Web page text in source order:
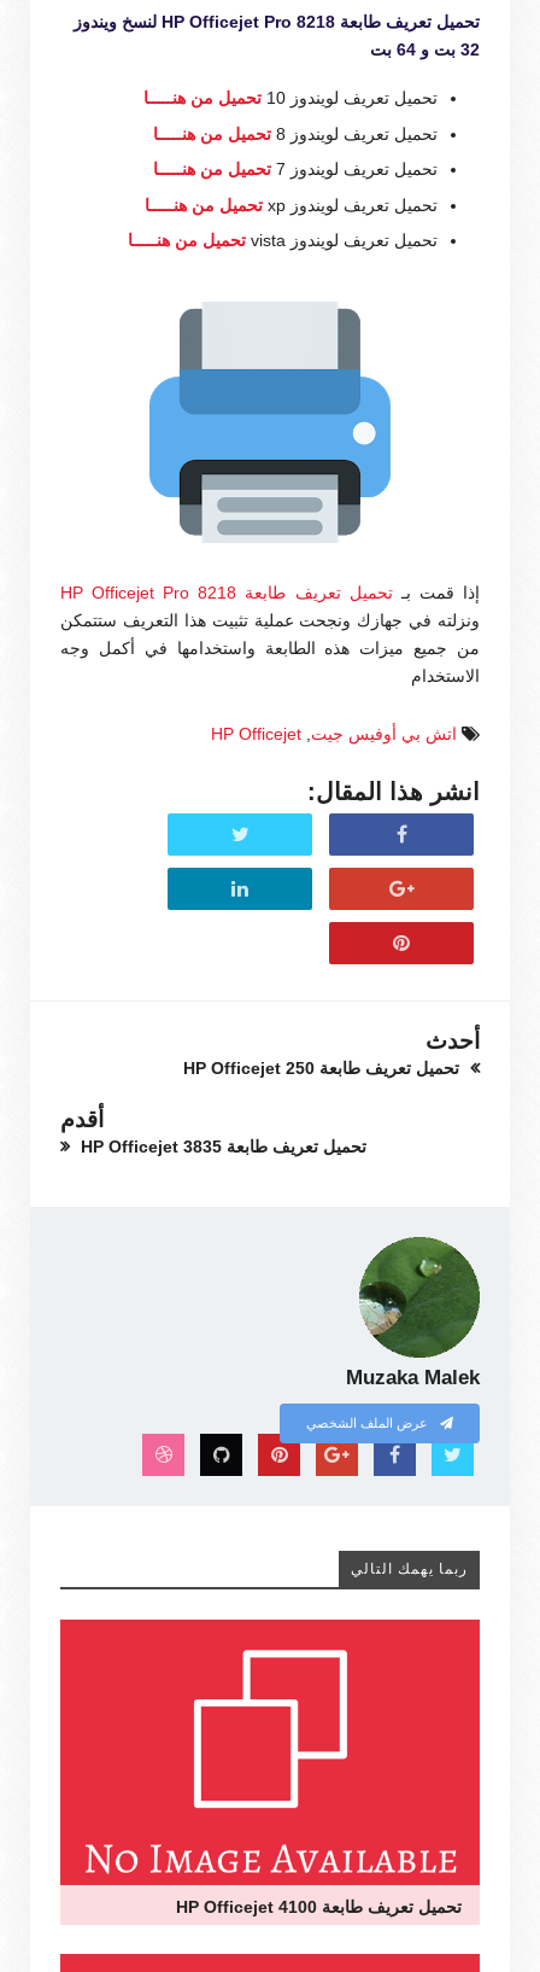
تحميل تعريف طابعة HP Officejet Pro 8218 لنسخ ويندوز
32 بت و 64 بت
تحميل تعريف لويندوز 10
تحميل من هنـــــا
تحميل تعريف لويندوز 8
تحميل من هنـــــا
تحميل تعريف لويندوز 7
تحميل من هنـــــا
تحميل تعريف لويندوز xp
تحميل من هنـــــا
تحميل تعريف لويندوز vista
تحميل من هنـــــا
إذا قمت بـتحميل تعريف طابعة HP Officejet Pro 8218
ونزلته في جهازك ونجحت عملية تثبيت هذا التعريف ستتمكن
من جميع ميزات هذه الطابعة واستخدامها في أكمل وجه
الاستخدام
اتش بي أوفيس جيت HP Officejet
انشر هذا المقال:
أحدث
تحميل تعريف طابعة HP Officejet 250
أقدم
تحميل تعريف طابعة HP Officejet 3835
Muzaka Malek
عرض الملف الشخصي
ربما يهمك التالي
تحميل تعريف طابعة HP Officejet 4100